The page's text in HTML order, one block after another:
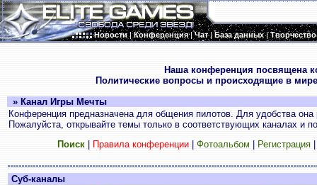
Новости|Конференция|Чат|База данных|Творчество
Наша конференция посвящена
Политические вопросы и происходящие в
» Канал Игры Мечты
Конференция предназначена для общения пилотов. Для удобства
Пожалуйста, открывайте темы только в соответствующих каналах и
Поиск| Правила конференции| Фотоальбом Регистрация
Суб-каналы